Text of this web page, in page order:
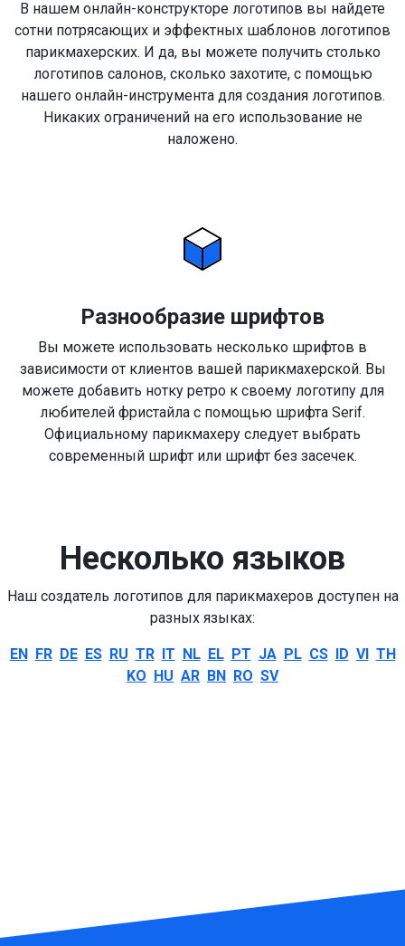
В нашем онлайн-конструкторе логотипов вы найдете
сотни потрясающих и эффектных шаблонов логотипов
парикмахерских. И да, вы можете получить столько
логотипов салонов, сколько захотите, с помощью
нашего онлайн-инструмента для создания логотипов.
Никаких ограничений на его использование не
наложено.
Разнообразие шрифтов
Вы можете использовать несколько шрифтов в
зависимости от клиентов вашей парикмахерской. Вы
можете добавить нотку ретро к своему логотипу для
любителей фристайла с помощью шрифта Serif.
Официальному парикмахеру следует выбрать
современный шрифт или шрифт без засечек.
Несколько языков
Наш создатель логотипов для парикмахеров доступен на
разных языках:
EN FR DE ES RU TR IT NL EL PT JA PL CS ID VI TH
KO HU AR BN RO SV